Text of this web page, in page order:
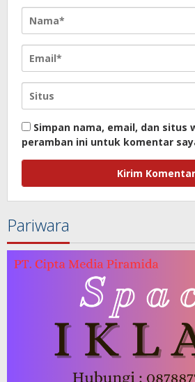
Simpan nama, email, dan situs
peramban ini untuk komentar
Pariwara